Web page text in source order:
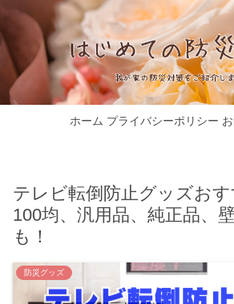
ホーム プライバシーポリシー
テレビ転倒防止グッズおす
100均、汎用品、純正品、
も！
防災グッズ